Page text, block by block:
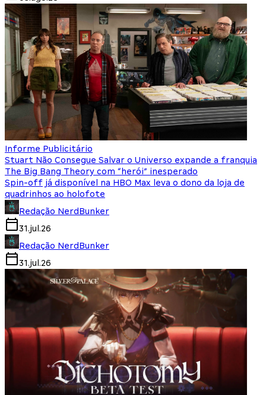
Informe Publicitário
Stuart Não Consegue Salvar o Universo expande a franquia
The Big Bang Theory com “herói” inesperado
Spin-off já disponível na HBO Max leva o dono da loja de
quadrinhos ao holofote
Redação NerdBunker
31.jul.26
Redação NerdBunker
31.jul.26